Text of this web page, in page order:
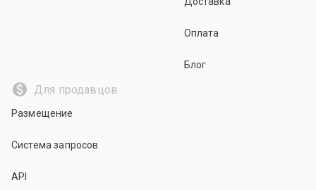
Оплата
Блог
Для продавцов
Размещение
Система запросов
API